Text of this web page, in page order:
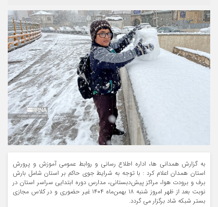
به گزارش همدانی ها، اداره اطلاع رسانی و روابط عمومی آموزش و پرورش
استان همدان اعلام کرد : با توجه به شرایط جوی حاکم بر استان شامل بارش
برف و برودت هوا، مراکز پیش‌دبستانی، مدارس دوره ابتدایی سراسر استان در
نوبت بعد از ظهر امروز شنبه ۱۸ بهمن‌ماه ۱۴۰۴ غیر حضوری و در کلاس مجازی
بستر شبکه شاد برگزار می گردد‌.